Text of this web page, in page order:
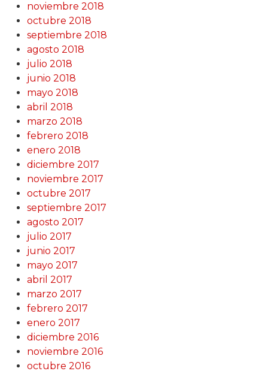
noviembre 2018
octubre 2018
septiembre 2018
agosto 2018
julio 2018
junio 2018
mayo 2018
abril 2018
marzo 2018
febrero 2018
enero 2018
diciembre 2017
noviembre 2017
octubre 2017
septiembre 2017
agosto 2017
julio 2017
junio 2017
mayo 2017
abril 2017
marzo 2017
febrero 2017
enero 2017
diciembre 2016
noviembre 2016
octubre 2016